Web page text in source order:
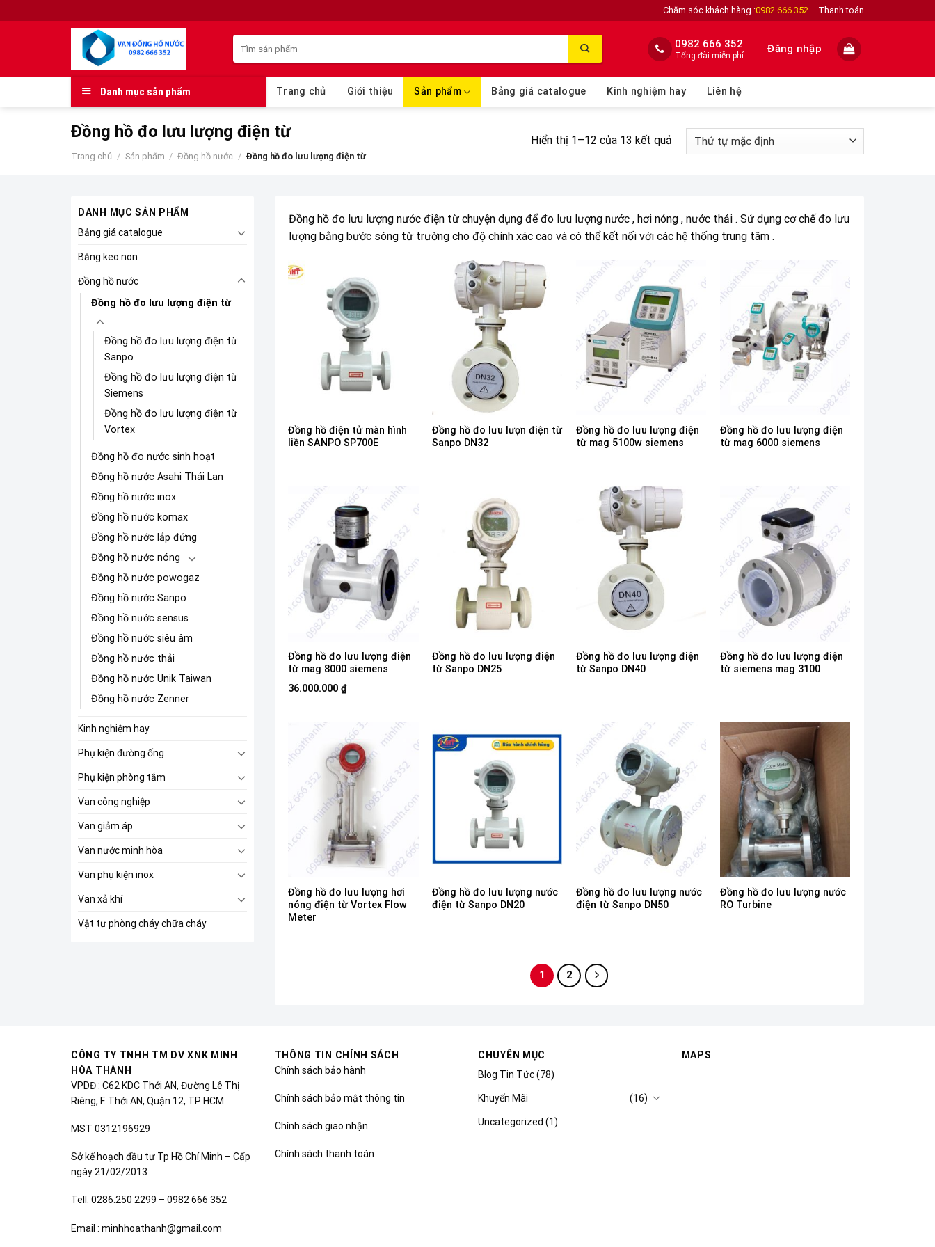
to
Chăm sóc khách hàng :0982 666 352 Thanh toán
kiếm:
0982 666 352
Tổng đài miễn phí
Đăng nhập
Danh mục sản phẩm Trang chủ Giới thiệu Sản phẩm Bảng giá catalogue Kinh nghiệm hay Liên hệ
Đồng hồ đo lưu lượng điện từ
Trang chủ / Sản phẩm / Đồng hồ nước / Đồng hồ đo lưu lượng điện từ
Hiển thị 1–12 của 13 kết quả
DANH MỤC SẢN PHẨM
Bảng giá catalogue
Băng keo non
Đồng hồ nước
Đồng hồ đo lưu lượng điện từ
Đồng hồ đo lưu lượng điện từ
Sanpo
Đồng hồ đo lưu lượng điện từ
Siemens
Đồng hồ đo lưu lượng điện từ
Vortex
Đồng hồ đo nước sinh hoạt
Đồng hồ nước Asahi Thái Lan
Đồng hồ nước inox
Đồng hồ nước komax
Đồng hồ nước lắp đứng
Đồng hồ nước nóng
Đồng hồ nước powogaz
Đồng hồ nước Sanpo
Đồng hồ nước sensus
Đồng hồ nước siêu âm
Đồng hồ nước thải
Đồng hồ nước Unik Taiwan
Đồng hồ nước Zenner
Kinh nghiệm hay
Phụ kiện đường ống
Phụ kiện phòng tắm
Van công nghiệp
Van giảm áp
Van nước minh hòa
Van phụ kiện inox
Van xả khí
Vật tư phòng cháy chữa cháy
Đồng hồ đo lưu lượng nước điện từ chuyện dụng để đo lưu lượng nước , hơi nóng , nước thải . Sử dụng cơ chế đo lưu
lượng bằng bước sóng từ trường cho độ chính xác cao và có thể kết nối với các hệ thống trung tâm .
Đồng hồ điện tử màn hình
liền SANPO SP700E
Đồng hồ đo lưu lượn điện từ
Sanpo DN32
Đồng hồ đo lưu lượng điện
từ mag 5100w siemens
Đồng hồ đo lưu lượng điện
từ mag 6000 siemens
Đồng hồ đo lưu lượng điện
từ mag 8000 siemens
36.000.000₫
Đồng hồ đo lưu lượng điện
từ Sanpo DN25
Đồng hồ đo lưu lượng điện
từ Sanpo DN40
Đồng hồ đo lưu lượng điện
từ siemens mag 3100
Đồng hồ đo lưu lượng hơi
nóng điện từ Vortex Flow
Meter
Đồng hồ đo lưu lượng nước
điện từ Sanpo DN20
Đồng hồ đo lưu lượng nước
điện từ Sanpo DN50
Đồng hồ đo lưu lượng nước
RO Turbine
1 2
CÔNG TY TNHH TM DV XNK MINH
HÒA THÀNH
VPDĐ : C62 KDC Thới AN, Đường Lê Thị
Riêng, F. Thới AN, Quận 12, TP HCM
MST 0312196929
Sở kế hoạch đầu tư Tp Hồ Chí Minh – Cấp
ngày 21/02/2013
Tell: 0286.250 2299 – 0982 666 352
Email : minhhoathanh@gmail.com
THÔNG TIN CHÍNH SÁCH
Chính sách bảo hành
Chính sách bảo mật thông tin
Chính sách giao nhận
Chính sách thanh toán
CHUYÊN MỤC
Blog Tin Tức(78)
Khuyến Mãi (16)
Uncategorized (1)
MAPS